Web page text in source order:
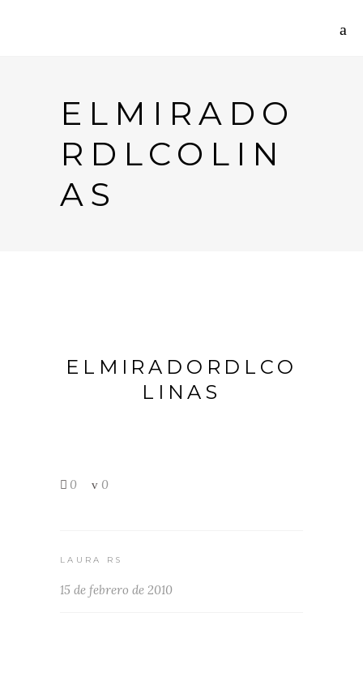
ELMIRADO
RDLCOLIN
AS
ELMIRADORDLCO
LINAS
0 0
LAURA RS
15 de febrero de 2010